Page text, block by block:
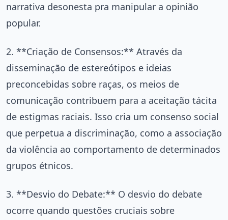
narrativa desonesta pra manipular a opinião
popular.
2. **Criação de Consensos:** Através da
disseminação de estereótipos e ideias
preconcebidas sobre raças, os meios de
comunicação contribuem para a aceitação tácita
de estigmas raciais. Isso cria um consenso social
que perpetua a discriminação, como a associação
da violência ao comportamento de determinados
grupos étnicos.
3. **Desvio do Debate:** O desvio do debate
ocorre quando questões cruciais sobre